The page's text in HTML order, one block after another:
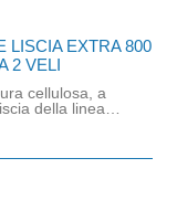
LISCIA EXTRA 800
2 VELI
cellulosa, a
della linea
con alimenti.
6 kg.